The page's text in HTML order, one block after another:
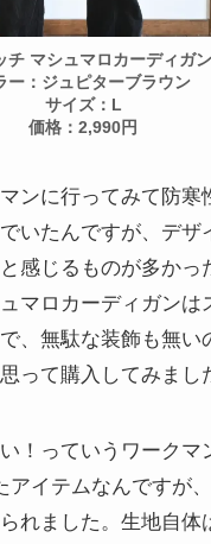
チ マシュマロカーディガ
ー：ジュピターブラウン
サイズ：L
価格：2,990円
ンに行ってみて防寒
いたんですが、デザ
感じるものが多かっ
マロカーディガンは
、無駄な装飾も無い
って購入してみまし
！っていうワークマ
アイテムなんですが
れました。生地自体